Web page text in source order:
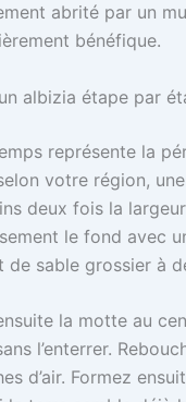
abrité par un
bénéfique.
albizia étape par
représente la
votre région,
deux fois la
le fond avec
de sable grossier à
la motte au
l’enterrer.
d’air. Formez